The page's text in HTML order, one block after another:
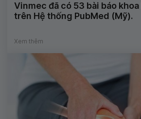
Vinmec đã có 53 bài báo
trên Hệ thống PubMed (Mỹ).
Xem thêm